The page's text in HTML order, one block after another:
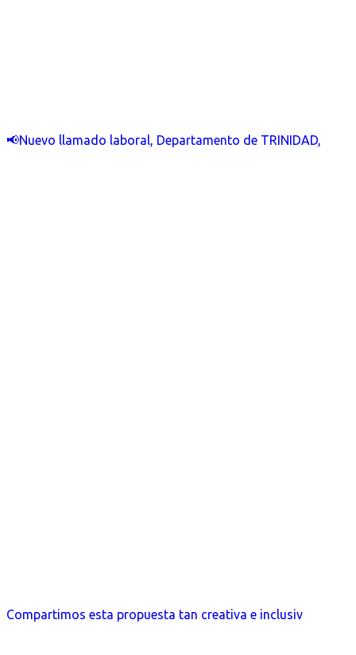
📢Nuevo llamado laboral, Departamento de TRINIDAD,
Compartimos esta propuesta tan creativa e inclusiv